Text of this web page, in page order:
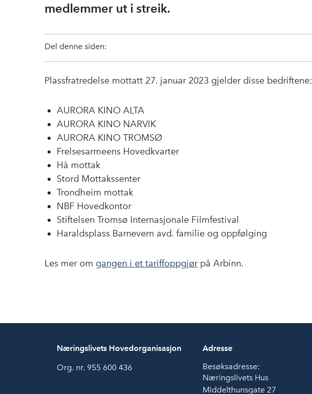
medlemmer ut i streik.
Del denne siden:
Plassfratredelse mottatt 27. januar 2023 gjelder disse bedriftene:
AURORA KINO ALTA
AURORA KINO NARVIK
AURORA KINO TROMSØ
Frelsesarmeens Hovedkvarter
Hå mottak
Stord Mottakssenter
Trondheim mottak
NBF Hovedkontor
Stiftelsen Tromsø Internasjonale Filmfestival
Haraldsplass Barnevern avd. familie og oppfølging
Les mer om gangen i et tariffoppgjørpå Arbinn.
Næringslivets Hovedorganisasjon
Org. nr. 955 600 436
Adresse
Besøksadresse:
Næringslivets Hus
Middelthunsgate 27